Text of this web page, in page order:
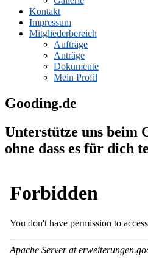
Kontakt
Impressum
Mitgliederbereich
Aufträge
Anträge
Dokumente
Mein Profil
Gooding.de
Unterstütze uns beim
ohne dass es für dich